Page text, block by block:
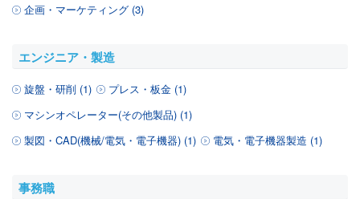
企画・マーケティング (3)
エンジニア・製造
旋盤・研削 (1)
プレス・板金 (1)
マシンオペレーター(その他製品) (1)
製図・CAD(機械/電気・電子機器) (1)
電気・電子機器製造 (1)
事務職